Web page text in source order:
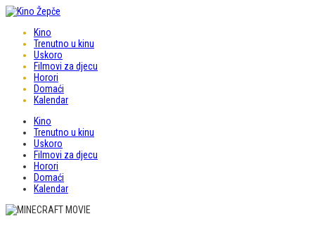
Kino
Trenutno u kinu
Uskoro
Filmovi za djecu
Horori
Domaći
Kalendar
Kino
Trenutno u kinu
Uskoro
Filmovi za djecu
Horori
Domaći
Kalendar